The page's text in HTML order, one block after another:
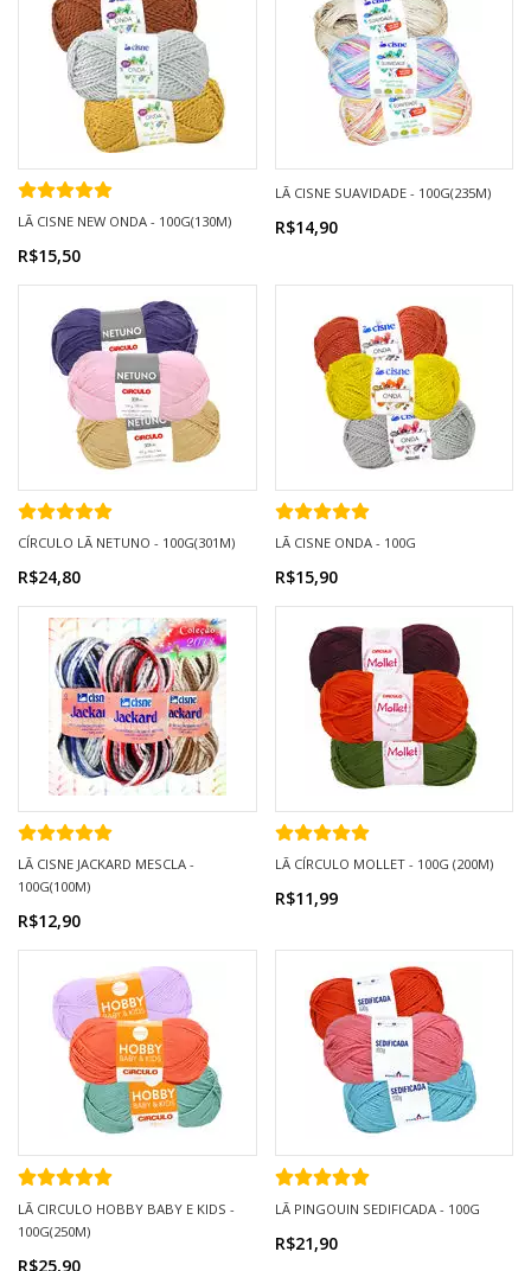
LÃ CISNE NEW ONDA - 100G(130M)
R$15,50
LÃ CISNE SUAVIDADE - 100G(235M)
R$14,90
CÍRCULO LÃ NETUNO - 100G(301M)
R$24,80
LÃ CISNE ONDA - 100G
R$15,90
LÃ CISNE JACKARD MESCLA -
100G(100M)
R$12,90
LÃ CÍRCULO MOLLET - 100G (200M)
R$11,99
LÃ CIRCULO HOBBY BABY E KIDS -
100G(250M)
R$25,90
LÃ PINGOUIN SEDIFICADA - 100G
R$21,90